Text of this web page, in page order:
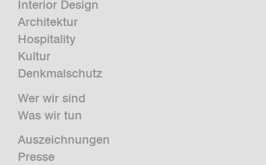
Interior Design
Architektur
Hospitality
Kultur
Denkmalschutz
Wer wir sind
Was wir tun
Auszeichnungen
Presse